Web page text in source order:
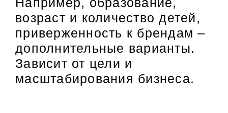
возраст и количество детей,
приверженность к брендам –
дополнительные варианты.
Зависит от цели и
масштабирования бизнеса.